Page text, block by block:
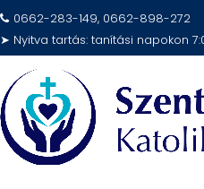
0662-283-149, 0662-898-272
➤ Nyitva tartás: tanítási napokon